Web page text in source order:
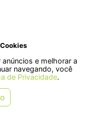
e melhorar a
navegando, você
de Privacidade.
- SC, 89080-018